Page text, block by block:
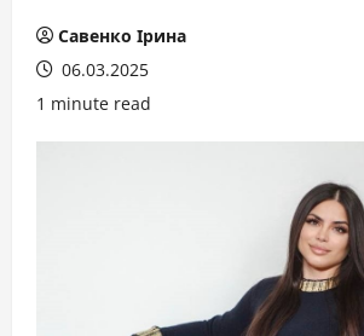
Савенко Ірина
06.03.2025
1 minute read